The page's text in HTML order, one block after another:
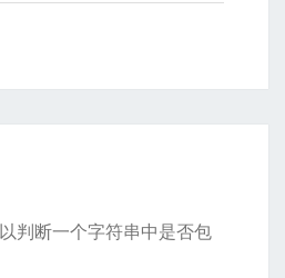
判断一个字符串中是否包